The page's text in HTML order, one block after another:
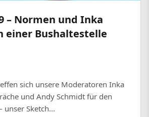
– Normen und Inka
einer Bushaltestelle
sich unsere Moderatoren Inka
und Andy Schmidt für den
unser Sketch...